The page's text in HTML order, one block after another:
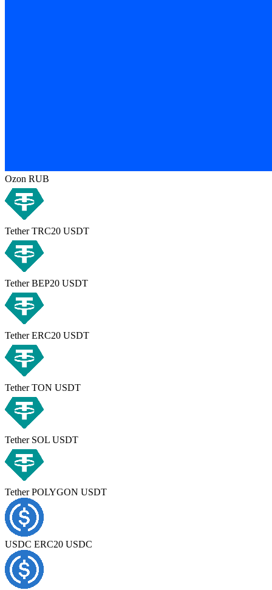
Ozon RUB
Tether TRC20 USDT
Tether BEP20 USDT
Tether ERC20 USDT
Tether TON USDT
Tether SOL USDT
Tether POLYGON USDT
USDC ERC20 USDC